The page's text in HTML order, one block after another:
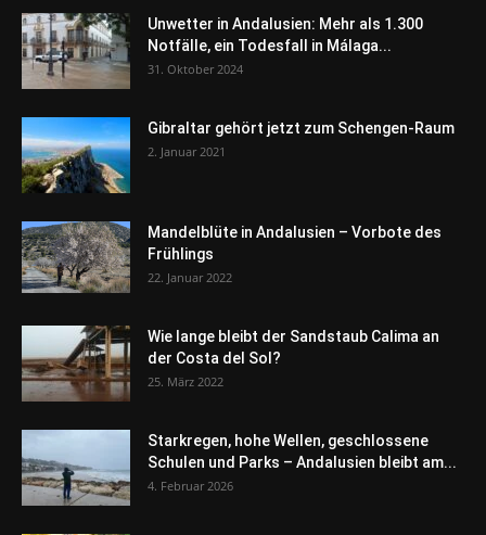
Unwetter in Andalusien: Mehr als 1.300
Notfälle, ein Todesfall in Málaga...
31. Oktober 2024
Gibraltar gehört jetzt zum Schengen-Raum
2. Januar 2021
Mandelblüte in Andalusien – Vorbote des
Frühlings
22. Januar 2022
Wie lange bleibt der Sandstaub Calima an
der Costa del Sol?
25. März 2022
Starkregen, hohe Wellen, geschlossene
Schulen und Parks – Andalusien bleibt am...
4. Februar 2026